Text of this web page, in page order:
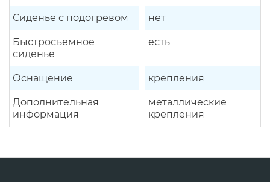
Сиденье с подогревом нет
Быстросъемное
сиденье
есть
Оснащение крепления
Дополнительная
информация
металлические
крепления